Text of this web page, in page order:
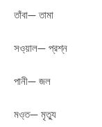
তাঁবা— তামা
সও্য়াল— প্রশ্ন
পানী— জল
মও্ত— মৃত্যু